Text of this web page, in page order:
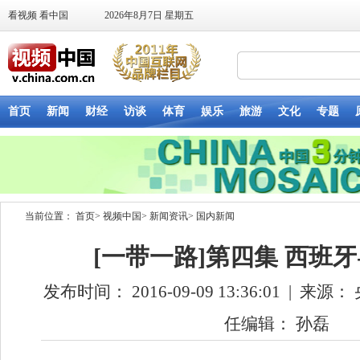
当前位置： 首页> 视频中国> 新闻资讯> 国内新闻
[一带一路]第四集 西班
发布时间： 2016-09-09 13:36:01
来源：
任编辑： 孙磊